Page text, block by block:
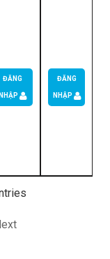
ĐĂNG
NHẬP
ĐĂNG
NHẬP